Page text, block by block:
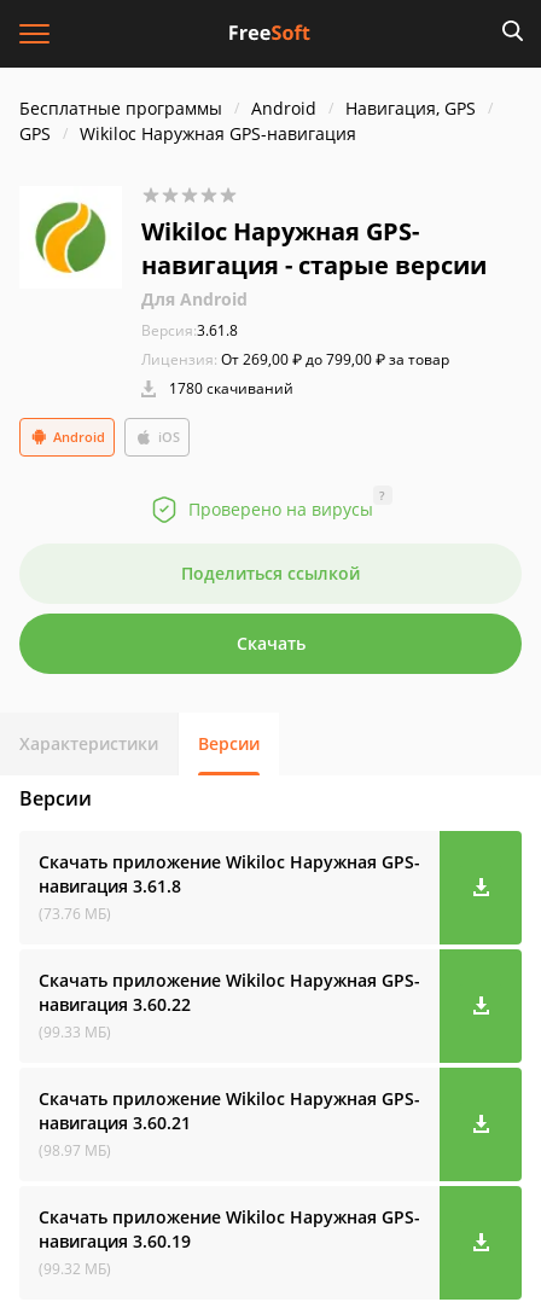
Бесплатные программы Android
Навигация, GPS
GPS
Wikiloc Наружная GPS-навигация
Wikiloc Наружная GPS-
навигация - старые версии
Для Android
Версия:3.61.8
Лицензия: От 269,00 ₽ до 799,00 ₽ за товар
1780 скачиваний
Android iOS
Проверено на вирусы
?
Поделиться ссылкой
Скачать
Характеристики Версии
Версии
Скачать приложение Wikiloc Наружная GPS-
навигация 3.61.8
(73.76 МБ)
Скачать приложение Wikiloc Наружная GPS-
навигация 3.60.22
(99.33 МБ)
Скачать приложение Wikiloc Наружная GPS-
навигация 3.60.21
(98.97 МБ)
Скачать приложение Wikiloc Наружная GPS-
навигация 3.60.19
(99.32 МБ)